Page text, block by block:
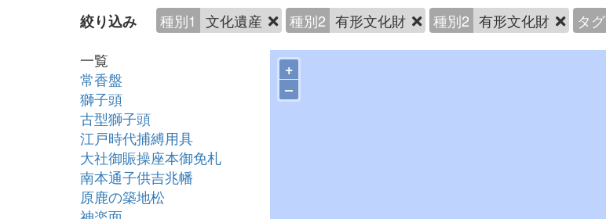
絞り込み 種別1 文化遺産 種別2 有形文化財 種別2 有形文化財 タグ
一覧
常香盤
獅子頭
古型獅子頭
江戸時代捕縛用具
大社御賑操座本御免札
南本通子供吉兆幡
原鹿の築地松
+
–